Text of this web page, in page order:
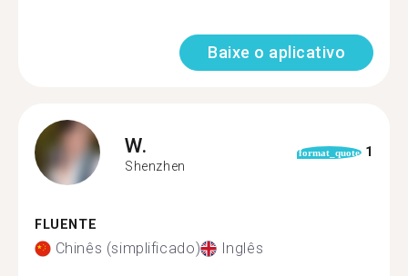
Baixe o aplicativo
W.
Shenzhen
format_quote 1
FLUENTE
Chinês (simplificado) Inglês